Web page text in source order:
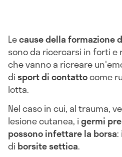
Lecause della formazione
sono da ricercarsi in forti
che vanno a ricreare
disport di contattocome
lotta.
Nel caso in cui, al trauma,
lesione cutanea, igermi
possono infettare la borsa
di borsite settica.